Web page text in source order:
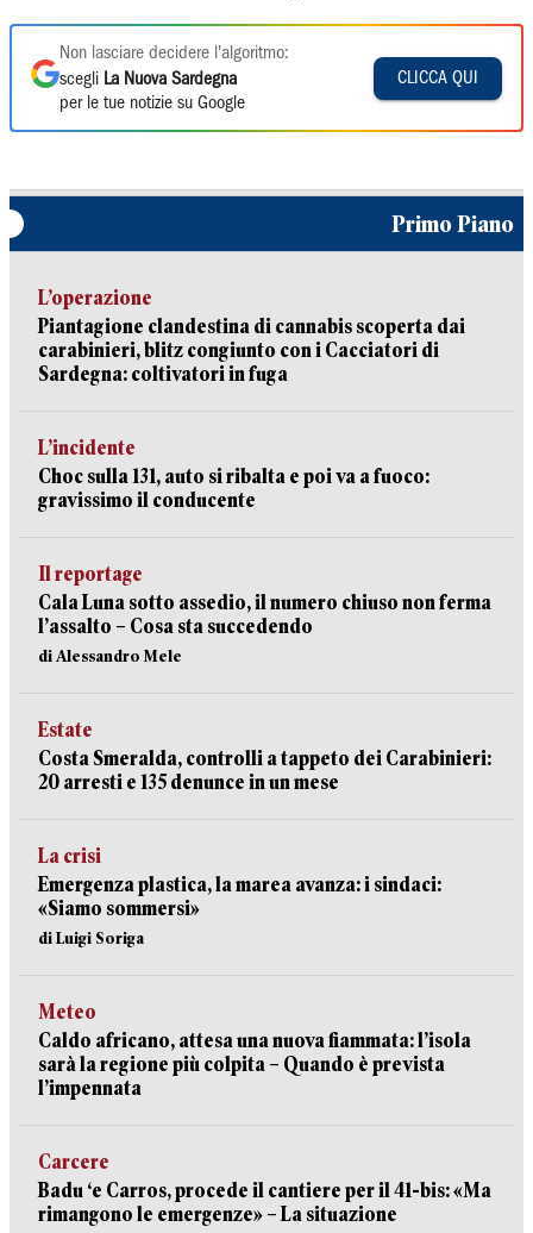
Non lasciare decidere l'algoritmo:
scegli La Nuova Sardegna
per le tue notizie su Google
CLICCA QUI
Primo Piano
L’operazione
Piantagione clandestina di cannabis scoperta dai
carabinieri, blitz congiunto con i Cacciatori di
Sardegna: coltivatori in fuga
L’incidente
Choc sulla 131, auto si ribalta e poi va a fuoco:
gravissimo il conducente
Il reportage
Cala Luna sotto assedio, il numero chiuso non ferma
l’assalto – Cosa sta succedendo
di Alessandro Mele
Estate
Costa Smeralda, controlli a tappeto dei Carabinieri:
20 arresti e 135 denunce in un mese
La crisi
Emergenza plastica, la marea avanza: i sindaci:
«Siamo sommersi»
di Luigi Soriga
Meteo
Caldo africano, attesa una nuova fiammata: l’isola
sarà la regione più colpita – Quando è prevista
l’impennata
Carcere
Badu ‘e Carros, procede il cantiere per il 41-bis: «Ma
rimangono le emergenze» – La situazione